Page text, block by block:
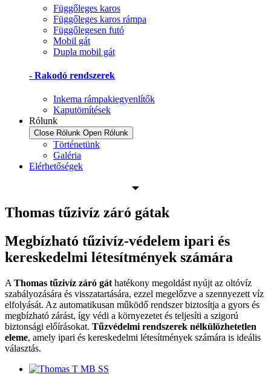
Függőleges karos
Függőleges karos rámpa
Függőlegesen futó
Mobil gát
Dupla mobil gát
- Rakodó rendszerek
Inkema rámpakiegyenlítők
Kaputömítések
Rólunk
Close Rólunk Open Rólunk
Történetünk
Galéria
Elérhetőségek
Thomas tűzivíz záró gátak
Megbízható tűzivíz-védelem ipari és
kereskedelmi létesítmények számára
A Thomas tűzivíz záró gát hatékony megoldást nyújt az oltóvíz
szabályozására és visszatartására, ezzel megelőzve a szennyezett víz
elfolyását. Az automatikusan működő rendszer biztosítja a gyors és
megbízható zárást, így védi a környezetet és teljesíti a szigorú
biztonsági előírásokat. Tűzvédelmi rendszerek nélkülözhetetlen
eleme, amely ipari és kereskedelmi létesítmények számára is ideális
választás.